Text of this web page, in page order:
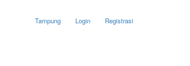
Tampung Login Registrasi